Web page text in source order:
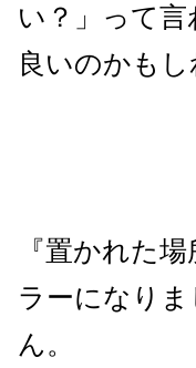
い？」って
良いのかもし
『置かれた
ラーになり
ん。